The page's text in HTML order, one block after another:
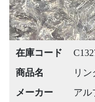
在庫コード
商品名
リン
メーカー
アル